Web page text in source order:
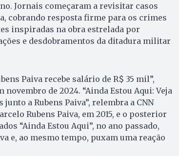
Jornais começaram a revisitar casos
cobrando resposta firme para os crimes
inspiradas na obra estrelada por
e desdobramentos da ditadura militar
Paiva recebe salário de R$ 35 mil”,
de 2024. “Ainda Estou Aqui: Veja
a Rubens Paiva”, relembra a CNN
Rubens Paiva, em 2015, e o posterior
“Ainda Estou Aqui”, no ano passado,
e, ao mesmo tempo, puxam uma reação